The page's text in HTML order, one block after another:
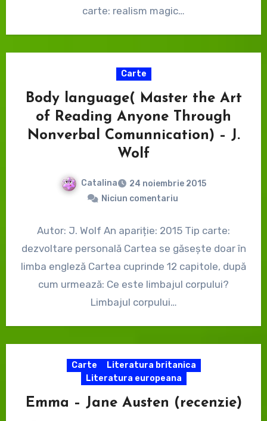
carte: realism magic…
Carte
Body language( Master the Art
of Reading Anyone Through
Nonverbal Comunnication) – J.
Wolf
Catalina
24 noiembrie 2015
Niciun comentariu
Autor: J. Wolf An apariție: 2015 Tip carte:
dezvoltare personală Cartea se găsește doar în
limba engleză Cartea cuprinde 12 capitole, după
cum urmează: Ce este limbajul corpului?
Limbajul corpului…
Carte
Literatura britanica
Literatura europeana
Emma – Jane Austen (recenzie)